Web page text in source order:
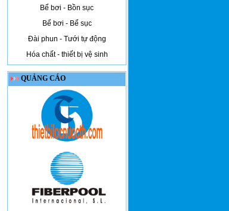
M-8256
Đài phun nước Keangnam Phạm
Bể bơi - Bồn sục
Bể bơi - Bể sục
Đài phun - Tưới tự động
Hóa chất - thiết bị vệ sinh
QUẢNG CÁO